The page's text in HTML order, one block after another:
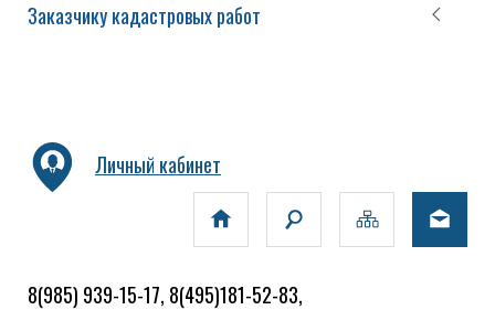
Заказчику кадастровых работ
Личный кабинет
8(985) 939-15-17, 8(495)181-52-83,